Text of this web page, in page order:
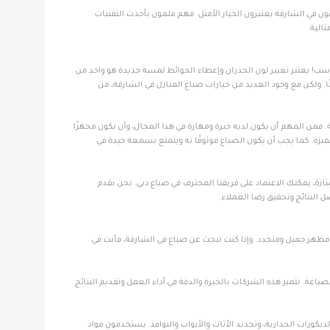
في الشارقة يعتبرون الخيار الأمثل. فهم ملمون بأحدث التقنيات
يعتبر تغيير لون الجدران وإعطاء الحوائط لمسة جديدة هو واحد من
مع وجود العديد من خيارات صباغ المنازل في الشارقة، من
فمن المهم أن يكون لديه خبرة ومهارة في هذا المجال، وأن يكون مجهزًا
كما يجب أن يكون الصباغ موثوقًا به ويتمتع بسمعة جيدة في
يمكنك الاعتماد على فريقنا المحترف في صباغ دبي. نحن نقدم
النتائج وتحقيق رضا العملاء.
جميل ومتجدد. وإذا كنت تبحث عن صباغ في الشارقة، فأنت في
تتميز هذه الشركات بالخبرة والدقة في أداء العمل وتقديم النتائج
الجدارية، وتجديد الأثاث والأبواب والنوافذ. يستخدمون مواد